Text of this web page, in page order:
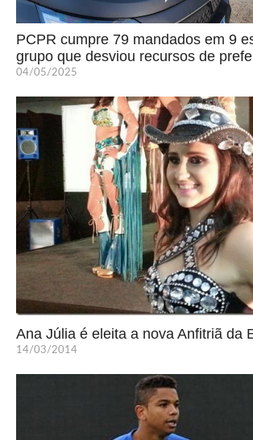
PCPR cumpre 79 mandados em 9
grupo que desviou recursos de
04/05/2025
Ana Júlia é eleita a nova Anfitriã da
14/03/2014